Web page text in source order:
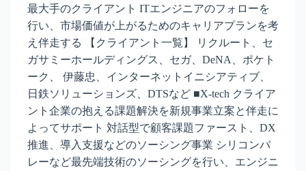
最大手のクライアント ITエンジニアのフォローを
行い、市場価値が上がるためのキャリアプランを考
え伴走する 【クライアント一覧】 リクルート、セ
ガサミーホールディングス、セガ、DeNA、ポケト
ーク、 伊藤忠、インターネットイニシアティブ、
日鉄ソリューションズ、DTSなど ■X-tech クライア
ント企業の抱える課題解決を新規事業立案と伴走に
よってサポート 対話型で顧客課題ファースト、DX
推進、導入支援などのソーシング事業 シリコンバ
レーなど最先端技術のソーシングを行い、エンジニ